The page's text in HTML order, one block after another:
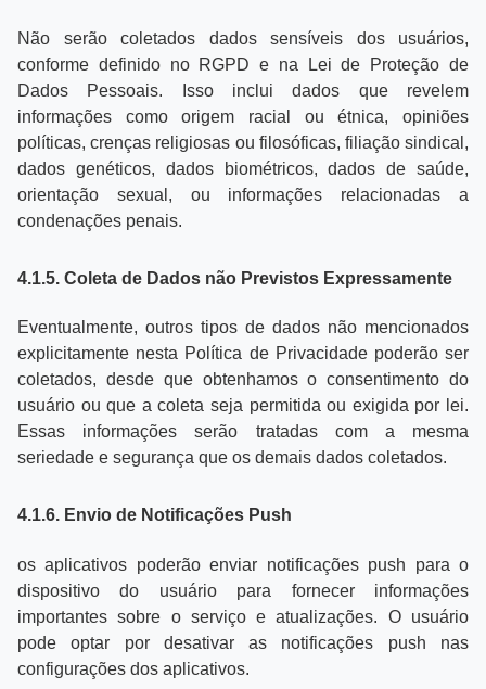
Não serão coletados dados sensíveis dos usuários,
conforme definido no RGPD e na Lei de Proteção de
Dados Pessoais. Isso inclui dados que revelem
informações como origem racial ou étnica, opiniões
políticas, crenças religiosas ou filosóficas, filiação sindical,
dados genéticos, dados biométricos, dados de saúde,
orientação sexual, ou informações relacionadas a
condenações penais.
4.1.5. Coleta de Dados não Previstos Expressamente
Eventualmente, outros tipos de dados não mencionados
explicitamente nesta Política de Privacidade poderão ser
coletados, desde que obtenhamos o consentimento do
usuário ou que a coleta seja permitida ou exigida por lei.
Essas informações serão tratadas com a mesma
seriedade e segurança que os demais dados coletados.
4.1.6. Envio de Notificações Push
os aplicativos poderão enviar notificações push para o
dispositivo do usuário para fornecer informações
importantes sobre o serviço e atualizações. O usuário
pode optar por desativar as notificações push nas
configurações dos aplicativos.